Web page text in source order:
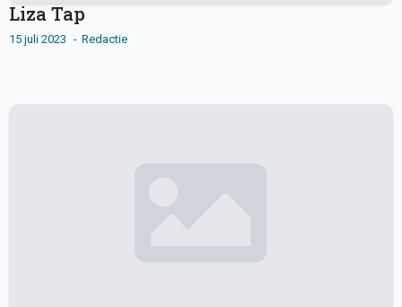
Liza Tap
15 juli 2023 Redactie